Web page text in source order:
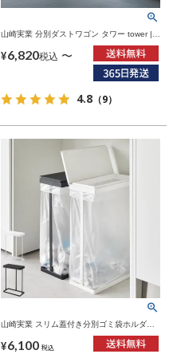
山崎実業 分別ダストワゴン タワー tower |
¥6,820税込 〜
4.8 （9）
山崎実業 スリム蓋付き分別ゴミ袋ホルダー
貨・タワーシリーズ・ゴミ箱
¥6,100 税込